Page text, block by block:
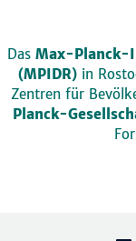
Das Max-Planck-
(MPIDR)in
Zentren für
Planck-